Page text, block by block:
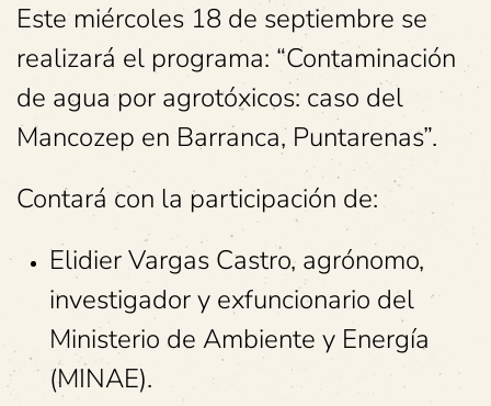
Este miércoles 18 de septiembre se
realizará el programa: “Contaminación
de agua por agrotóxicos: caso del
Mancozep en Barranca, Puntarenas”.
Contará con la participación de:
Elidier Vargas Castro, agrónomo,
investigador y exfuncionario del
Ministerio de Ambiente y Energía
(MINAE).